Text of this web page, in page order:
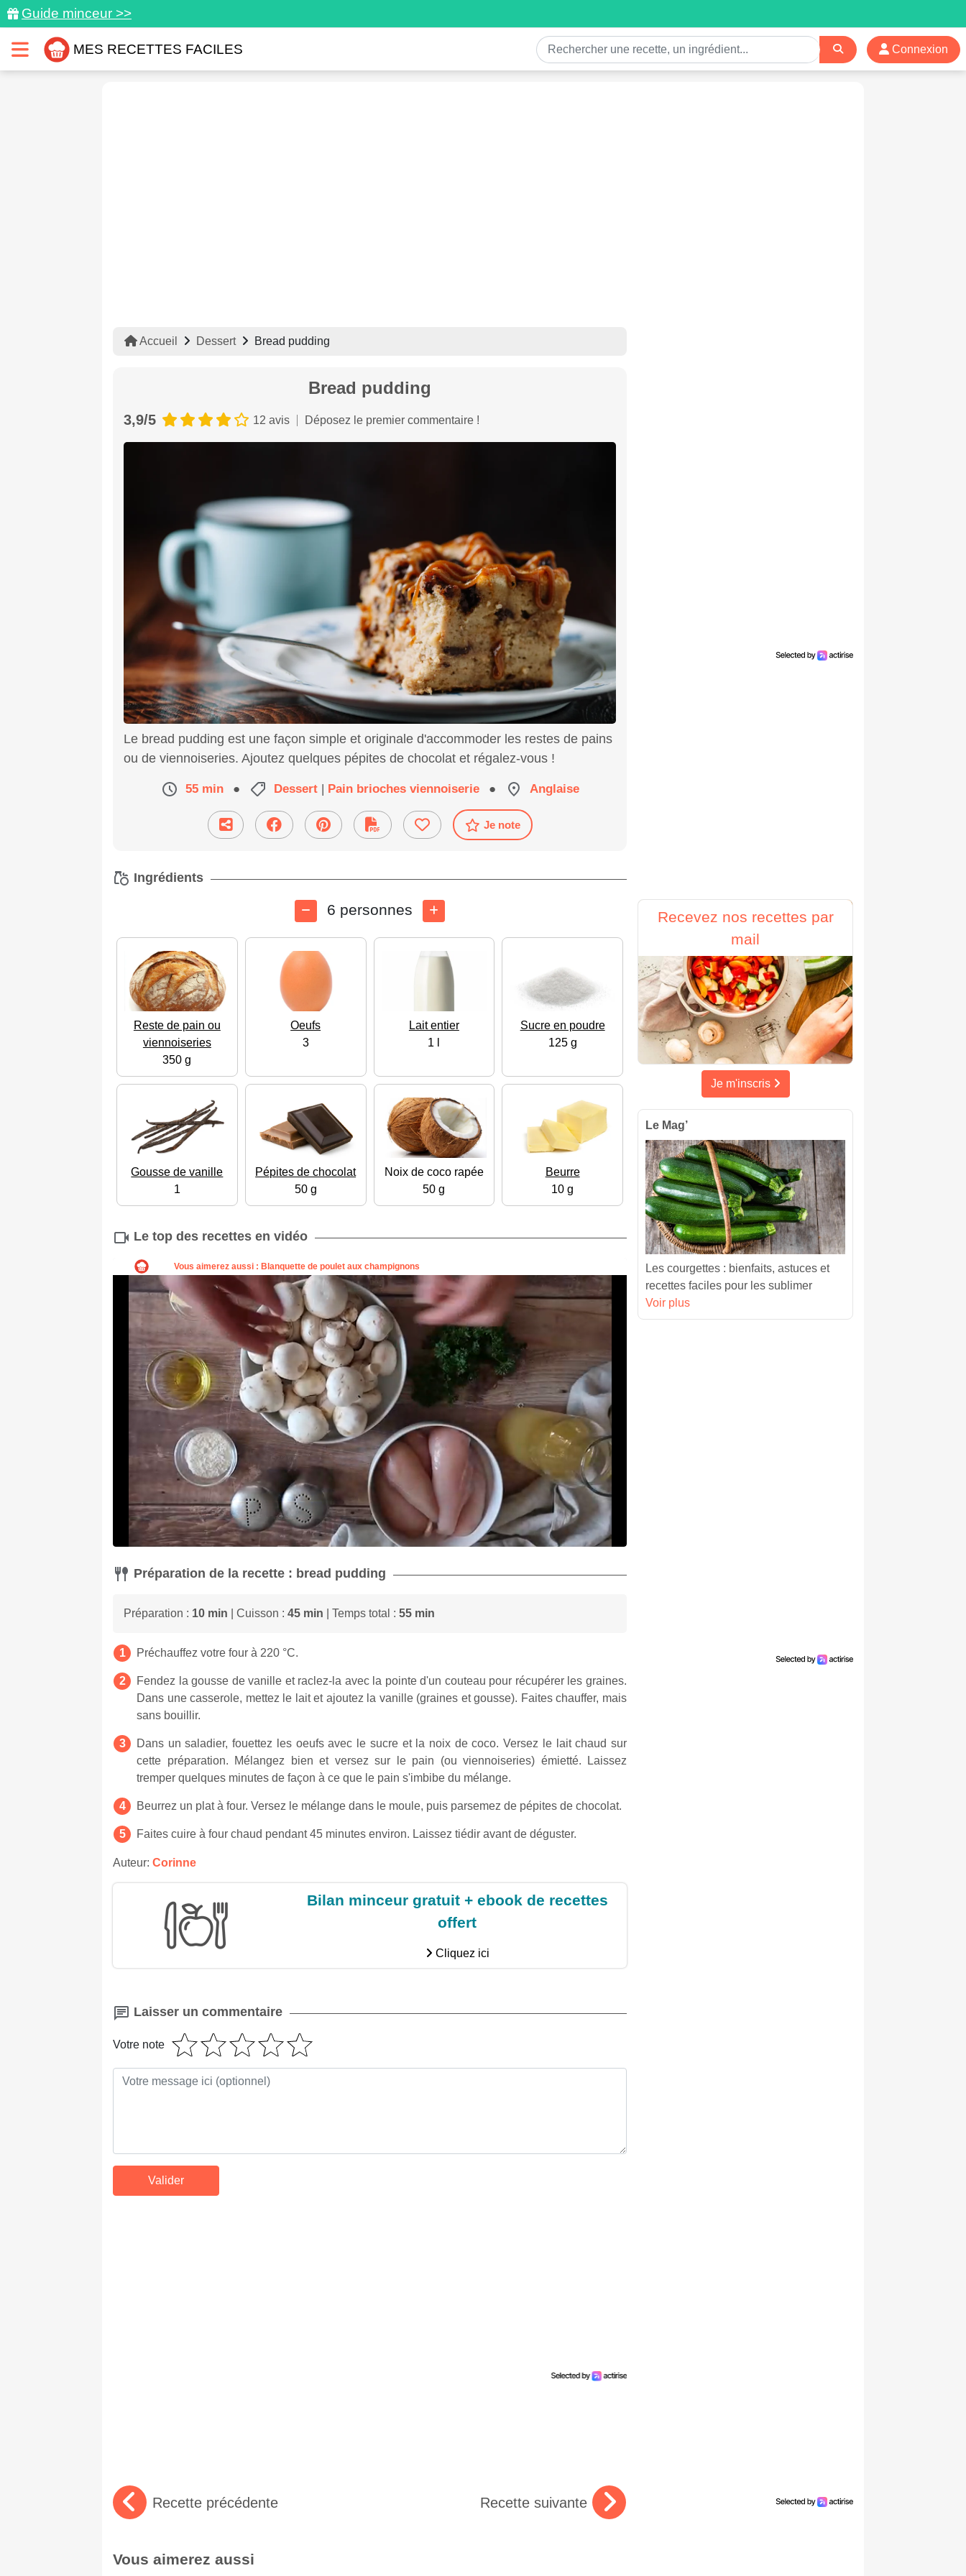
Guide minceur >>
MES RECETTES FACILES Connexion
Accueil Dessert Bread pudding
Bread pudding
3,9/5 12 avis Déposez le premier commentaire !
Le bread pudding est une façon simple et originale d'accommoder les restes de pains
ou de viennoiseries. Ajoutez quelques pépites de chocolat et régalez-vous !
55 min ● Dessert | Pain brioches viennoiserie ● Anglaise
Je note
Ingrédients
6 personnes
Reste de pain ou
viennoiseries
350 g
Oeufs
3
Lait entier
1 l
Sucre en poudre
125 g
Gousse de vanille
1
Pépites de chocolat
50 g
Noix de coco rapée
50 g
Beurre
10 g
Le top des recettes en vidéo
Préparation de la recette : bread pudding
Préparation : 10 min | Cuisson : 45 min | Temps total : 55 min
Préchauffez votre four à 220 °C.
Fendez la gousse de vanille et raclez-la avec la pointe d'un couteau pour récupérer les graines.
Dans une casserole, mettez le lait et ajoutez la vanille (graines et gousse). Faites chauffer, mais
sans bouillir.
Dans un saladier, fouettez les oeufs avec le sucre et la noix de coco. Versez le lait chaud sur
cette préparation. Mélangez bien et versez sur le pain (ou viennoiseries) émietté. Laissez
tremper quelques minutes de façon à ce que le pain s'imbibe du mélange.
Beurrez un plat à four. Versez le mélange dans le moule, puis parsemez de pépites de chocolat.
Faites cuire à four chaud pendant 45 minutes environ. Laissez tiédir avant de déguster.
Auteur: Corinne
Bilan minceur gratuit + ebook de recettes
offert
Cliquez ici
Laisser un commentaire
Votre note
Recette précédente Recette suivante
Vous aimerez aussi
Recevez nos recettes par
mail
Je m'inscris
Le Mag’
Les courgettes : bienfaits, astuces et
recettes faciles pour les sublimer
Voir plus